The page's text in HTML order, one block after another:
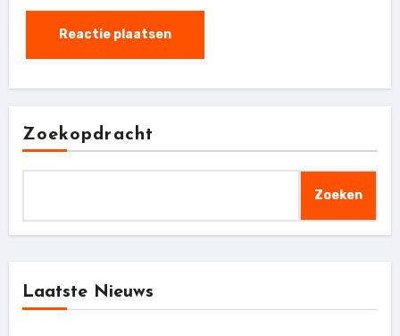
Zoekopdracht
Zoeken
Laatste Nieuws